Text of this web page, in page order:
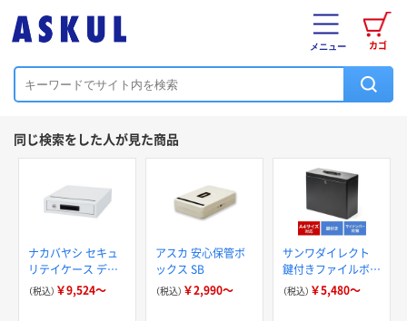
カゴ
メニュー
同じ検索をした人が見た商品
ナカバヤシ セキュ
リテイケース デス
クトップケース 幅
275×奥行350×高
（税込） ￥9,524～
アスカ 安心保管ボ
ックス SB
（税込） ￥2,990～
サンワダイレクト
鍵付きファイルボッ
クス（マイナンバー
対策・書類入れ・A4
（税込） ￥5,480～